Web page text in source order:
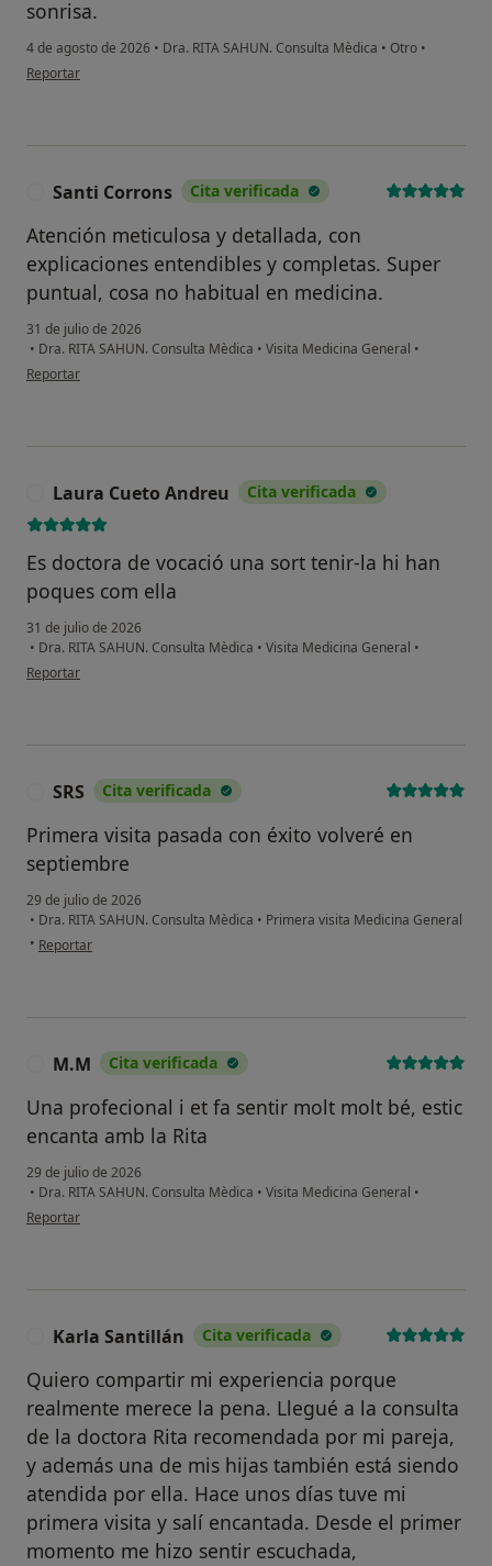
sonrisa.
4 de agosto de 2026 • Dra. RITA SAHUN. Consulta Mèdica • Otro •
en opinión del usuario Cristina
Reportar
Santi Corrons Cita verificada
Atención meticulosa y detallada, con
explicaciones entendibles y completas. Super
puntual, cosa no habitual en medicina.
31 de julio de 2026
• Dra. RITA SAHUN. Consulta Mèdica • Visita Medicina General •
en opinión del usuario Santi Corrons
Reportar
Laura Cueto Andreu Cita verificada
Es doctora de vocació una sort tenir-la hi han
poques com ella
31 de julio de 2026
• Dra. RITA SAHUN. Consulta Mèdica • Visita Medicina General •
en opinión del usuario Laura Cueto Andreu
Reportar
SRS Cita verificada
Primera visita pasada con éxito volveré en
septiembre
29 de julio de 2026
• Dra. RITA SAHUN. Consulta Mèdica • Primera visita Medicina General
• en opinión del usuario SRS
Reportar
M.M Cita verificada
Una profecional i et fa sentir molt molt bé, estic
encanta amb la Rita
29 de julio de 2026
• Dra. RITA SAHUN. Consulta Mèdica • Visita Medicina General •
en opinión del usuario M.M
Reportar
Karla Santillán Cita verificada
Quiero compartir mi experiencia porque
realmente merece la pena. Llegué a la consulta
de la doctora Rita recomendada por mi pareja,
y además una de mis hijas también está siendo
atendida por ella. Hace unos días tuve mi
primera visita y salí encantada. Desde el primer
momento me hizo sentir escuchada,